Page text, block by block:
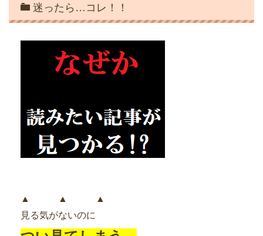
迷ったら…コレ！！
▲ ▲ ▲
見る気がないのに